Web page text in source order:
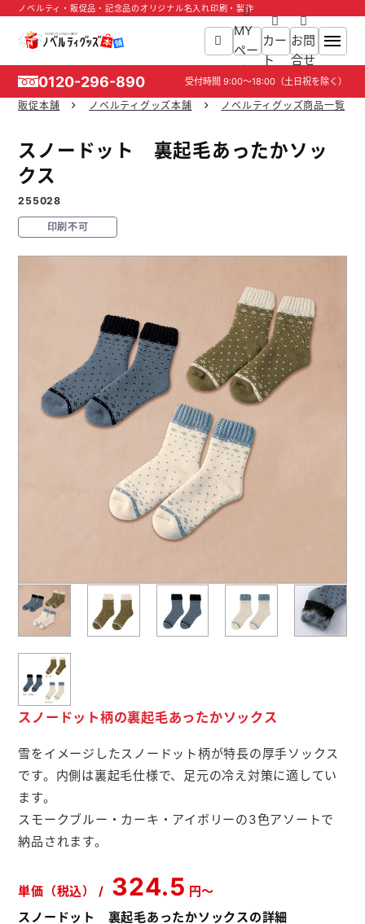
ノベルティ・販促品・記念品のオリジナル名入れ印刷・製作
MY
ペー
ジ
カー
ト
お問
合せ
0120-296-890 受付時間 9:00～18:00（土日祝を除く）
商品一覧
ご利用ガイド
入稿ガイド
お役立ち情報
よくあるご質問
名入れ印刷方法
会社概要
ポケットティッシュ本舗
カレンダー本舗
ボックスティッシュ本舗
メモ帳本舗
クリアファイル本舗
ウェットティッシュ本舗
扇子本舗
ノベルティグッズ本舗
販促本舗 ノベルティグッズ本舗 ノベルティグッズ商品一覧
スノードット 裏起毛あったかソッ
クス
255028
印刷不可
スノードット柄の裏起毛あったかソックス
雪をイメージしたスノードット柄が特長の厚手ソックス
です。内側は裏起毛仕様で、足元の冷え対策に適してい
ます。
スモークブルー・カーキ・アイボリーの3色アソートで
納品されます。
単価（税込） / 324.5 円～
スノードット 裏起毛あったかソックスの詳細